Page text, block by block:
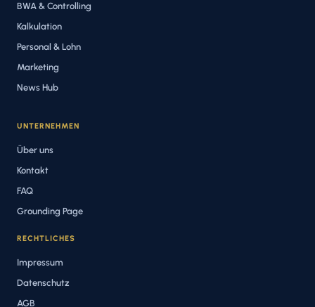
BWA & Controlling
Kalkulation
Personal & Lohn
Marketing
News Hub
UNTERNEHMEN
Über uns
Kontakt
FAQ
Grounding Page
RECHTLICHES
Impressum
Datenschutz
AGB